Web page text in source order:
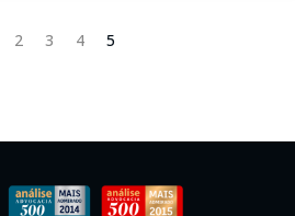
2 3 4 5